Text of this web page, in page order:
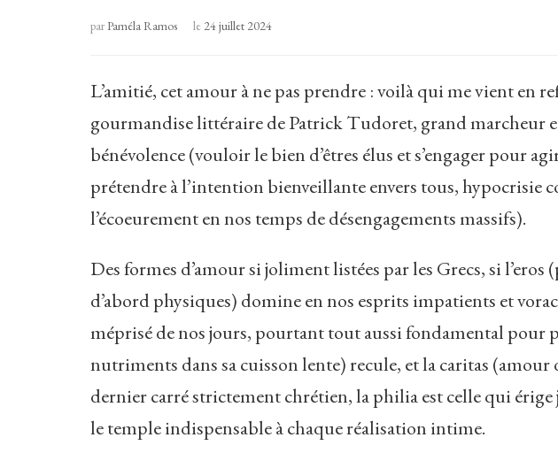
parPaméla Ramos le 24 juillet 2024
L’amitié, cet amour à ne pas prendre : voilà qui me vient en
gourmandise littéraire de Patrick Tudoret, grand marcheur
bénévolence (vouloir le bien d’êtres élus et s’engager pour
prétendre à l’intention bienveillante envers tous, hypocrisie
l’écoeurement en nos temps de désengagements massifs).
Des formes d’amour si joliment listées par les Grecs, si
d’abord physiques) domine en nos esprits impatients et
méprisé de nos jours, pourtant tout aussi fondamental pour
nutriments dans sa cuisson lente) recule, et la caritas (amour
dernier carré strictement chrétien, la philia est celle qui érige
le temple indispensable à chaque réalisation intime.